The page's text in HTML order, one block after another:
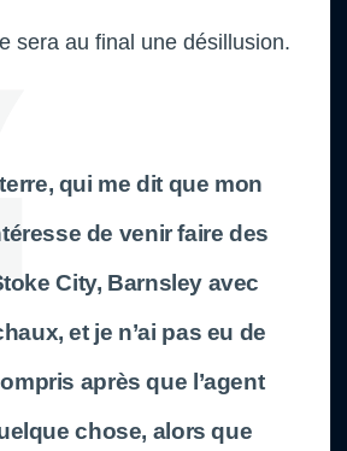
sera au final une désillusion.
qui me dit que mon
de venir faire des
City, Barnsley avec
et je n’ai pas eu de
après que l’agent
chose, alors que